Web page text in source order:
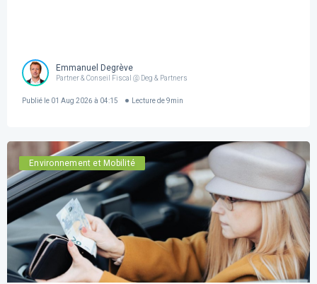
Emmanuel Degrève
Partner & Conseil Fiscal @ Deg & Partners
Publié le 01 Aug 2026 à 04:15 Lecture de 9min
Environnement et Mobilité